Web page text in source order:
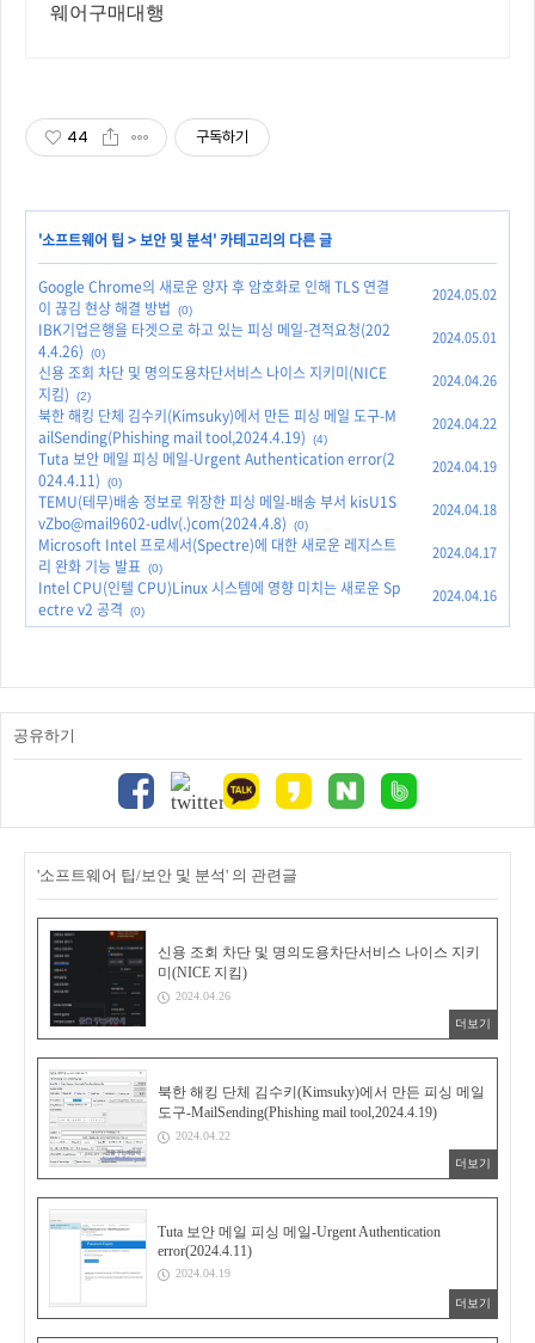
웨어구매대행
44 구독하기
'소프트웨어 팁 >보안 및 분석' 카테고리의 다른 글
Google Chrome의 새로운 양자 후 암호화로 인해 TLS 연결
이 끊김 현상 해결 방법
(0)
2024.05.02
IBK기업은행을 타겟으로 하고 있는 피싱 메일-견적요청(202
4.4.26)
(0)
2024.05.01
신용 조회 차단 및 명의도용차단서비스 나이스 지키미(NICE
지킴)
(2)
2024.04.26
북한 해킹 단체 김수키(Kimsuky)에서 만든 피싱 메일 도구-M
ailSending(Phishing mail tool,2024.4.19)
(4)
2024.04.22
Tuta 보안 메일 피싱 메일-Urgent Authentication error(2
024.4.11)
(0)
2024.04.19
TEMU(테무)배송 정보로 위장한 피싱 메일-배송 부서 kisU1S
vZbo@mail9602-udlv(.)com(2024.4.8)
(0)
2024.04.18
Microsoft Intel 프로세서(Spectre)에 대한 새로운 레지스트
리 완화 기능 발표 (0)
2024.04.17
Intel CPU(인텔 CPU)Linux 시스템에 영향 미치는 새로운 Sp
ectre v2 공격
(0)
2024.04.16
공유하기
'소프트웨어 팁/보안 및 분석' 의 관련글
신용 조회 차단 및 명의도용차단서비스 나이스 지키
미(NICE 지킴)
2024.04.26
더보기
북한 해킹 단체 김수키(Kimsuky)에서 만든 피싱 메일
도구-MailSending(Phishing mail tool,2024.4.19)
2024.04.22
더보기
Tuta 보안 메일 피싱 메일-Urgent Authentication
error(2024.4.11)
2024.04.19
더보기